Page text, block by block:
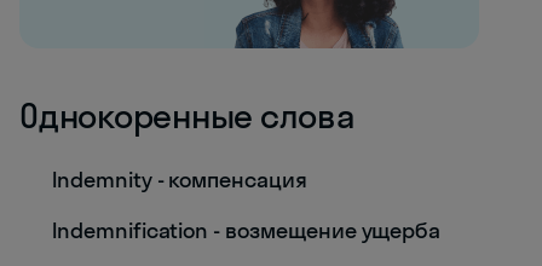
Однокоренные слова
Indemnity - компенсация
Indemnification - возмещение ущерба